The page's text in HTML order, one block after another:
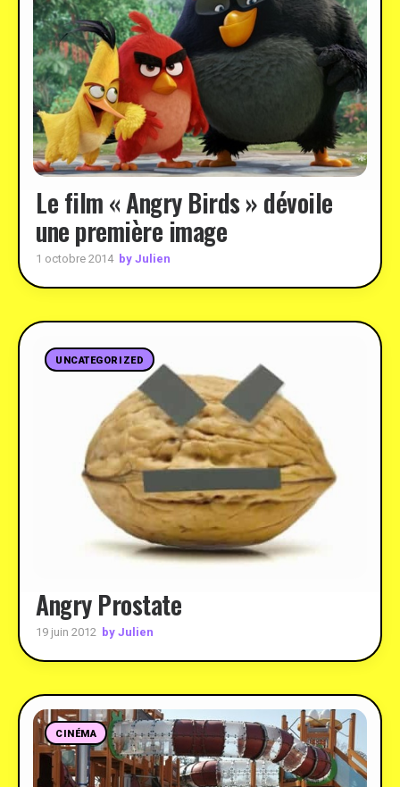
Le film « Angry Birds » dévoile
une première image
1 octobre 2014 by Julien
UNCATEGORIZED
Angry Prostate
19 juin 2012 by Julien
CINÉMA